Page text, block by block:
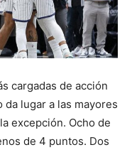
cargadas de acción
lugar a las mayores
excepción. Ocho de
de 4 puntos. Dos